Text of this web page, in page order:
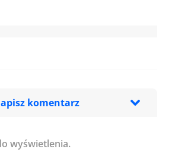
komentarz
wyświetlenia.